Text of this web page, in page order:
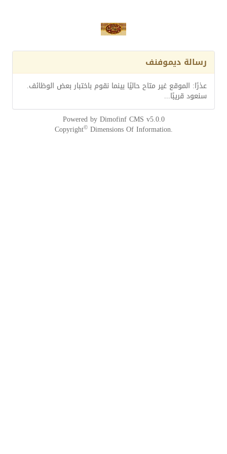
رسالة ديموفنف
عذرًا: الموقع غير متاح حاليًا بينما نقوم باختبار بعض الوظائف.
سنعود قريبًا...
Powered byDimofinf CMS v5.0.0
Copyright©Dimensions Of Information.